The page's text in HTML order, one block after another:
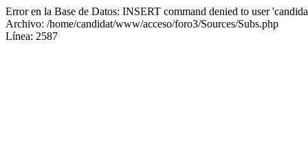
Error en la Base de Datos: INSERT command denied to user
Archivo: /home/candidat/www/acceso/foro3/Sources/Subs.php
Línea: 2587